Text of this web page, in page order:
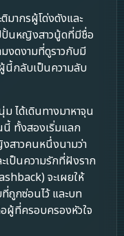
ติมากรผู้โด่งดังและ
ปั้นหญิงสาวนู้ดที่มีชื่อ
งดงามที่ดูราวกับมี
นี้กลับเป็นความลับ
ได้เดินทางมาหาจุน
ทั้งสองเริ่มแลก
สาวคนหนึ่งนามว่า
เป็นความรักที่ฝังราก
จะเผยให้
ถูกซ่อนไว้ และบท
ผู้ที่ครอบครองหัวใจ